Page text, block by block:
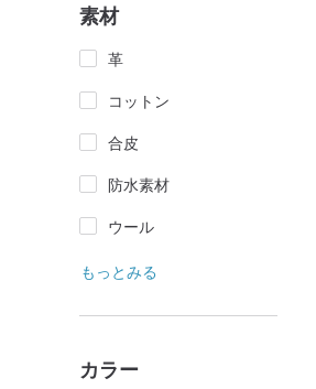
素材
革
コットン
合皮
防水素材
ウール
もっとみる
カラー